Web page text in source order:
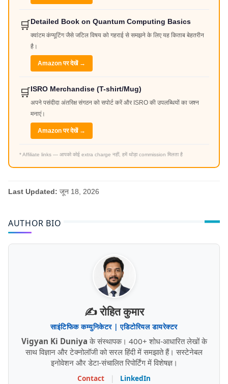
🛒Detailed Book on Quantum Computing Basics
क्वांटम कंप्यूटिंग जैसे जटिल विषय को गहराई से समझने के लिए यह किताब बेहतरीन
है।
Amazon पर देखें →
🛒ISRO Merchandise (T-shirt/Mug)
अपने पसंदीदा अंतरिक्ष संगठन को सपोर्ट करें और ISRO की उपलब्धियों का जश्न
मनाएं।
Amazon पर देखें →
* Affiliate links — आपको कोई extra charge नहीं, हमें थोड़ा commission मिलता है
Last Updated: जून 18, 2026
AUTHOR BIO
✍️ रोहित कुमार
साइंटिफिक कम्युनिकेटर | एडिटोरियल डायरेक्टर
Vigyan Ki Duniya के संस्थापक। 400+ शोध-आधारित लेखों के
साथ विज्ञान और टेक्नोलॉजी को सरल हिंदी में समझाते हैं। सस्टेनेबल
इनोवेशन और डेटा-संचालित रिपोर्टिंग में विशेषज्ञ।
Contact | LinkedIn